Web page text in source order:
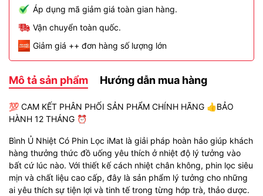
Áp dụng mã giảm giá toàn gian hàng.
Vận chuyển toàn quốc.
Giảm giá ++ đơn hàng số lượng lớn
Mô tả sản phẩm Hướng dẫn mua hàng
💯 CAM KẾT PHÂN PHỐI SẢN PHẨM CHÍNH HÃNG 👍BẢO
HÀNH 12 THÁNG ⏰️
Bình Ủ Nhiệt Có Phin Lọc iMat là giải pháp hoàn hảo giúp khách
hàng thưởng thức đồ uống yêu thích ở nhiệt độ lý tưởng vào
bất cứ lúc nào. Với thiết kế cách nhiệt chân không, phin lọc siêu
mịn và chất liệu cao cấp, đây là sản phẩm lý tưởng cho những
ai yêu thích sự tiện lợi và tinh tế trong từng hớp trà, thảo dược.